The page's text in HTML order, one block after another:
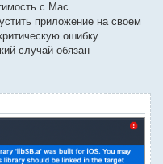
с Mac.
приложение на своем
ошибку.
случай обязан